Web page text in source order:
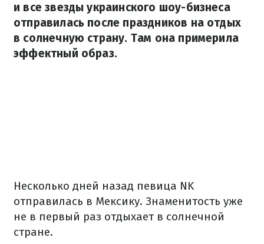
и все звезды украинского шоу-бизнеса
отправилась после праздников на отдых
в солнечную страну. Там она примерила
эффектный образ.
Несколько дней назад певица NK
отправилась в Мексику. Знаменитость уже
не в первый раз отдыхает в солнечной
стране.